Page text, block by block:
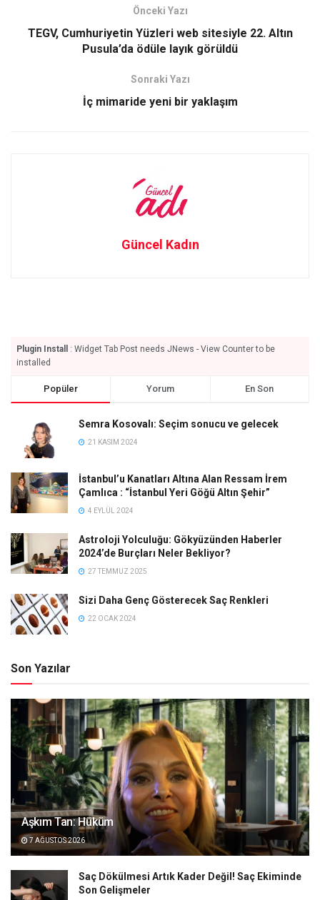
o
d
Önceki Yazı
TEGV, Cumhuriyetin Yüzleri web sitesiyle 22. Altın
Pusula’da ödüle layık görüldü
Sonraki Yazı
İç mimaride yeni bir yaklaşım
Güncel Kadın
Plugin Install
: Widget Tab Post needs JNews - View Counter to be
installed
Popüler Yorum En Son
Semra Kosovalı: Seçim sonucu ve gelecek
21 KASIM 2024
İstanbul’u Kanatları Altına Alan Ressam İrem
Çamlıca : “İstanbul Yeri Göğü Altın Şehir”
4 EYLÜL 2024
Astroloji Yolculuğu: Gökyüzünden Haberler
2024’de Burçları Neler Bekliyor?
27 TEMMUZ 2025
Sizi Daha Genç Gösterecek Saç Renkleri
22 OCAK 2024
Son Yazılar
Aşkım Tan: Hüküm
7 AĞUSTOS 2026
Saç Dökülmesi Artık Kader Değil! Saç Ekiminde
Son Gelişmeler